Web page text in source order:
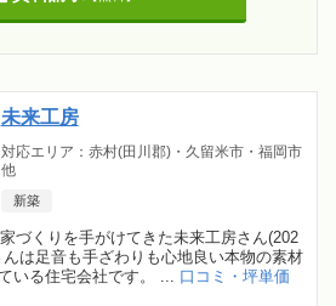
未来工房
対応エリア：赤村(田川郡)・久留米市・福岡市
他
新築
づくりを手がけてきた未来工房さん(202
は足音も手ざわりも心地良い本物の素材
いる住宅会社です。 ... 口コミ・坪単価